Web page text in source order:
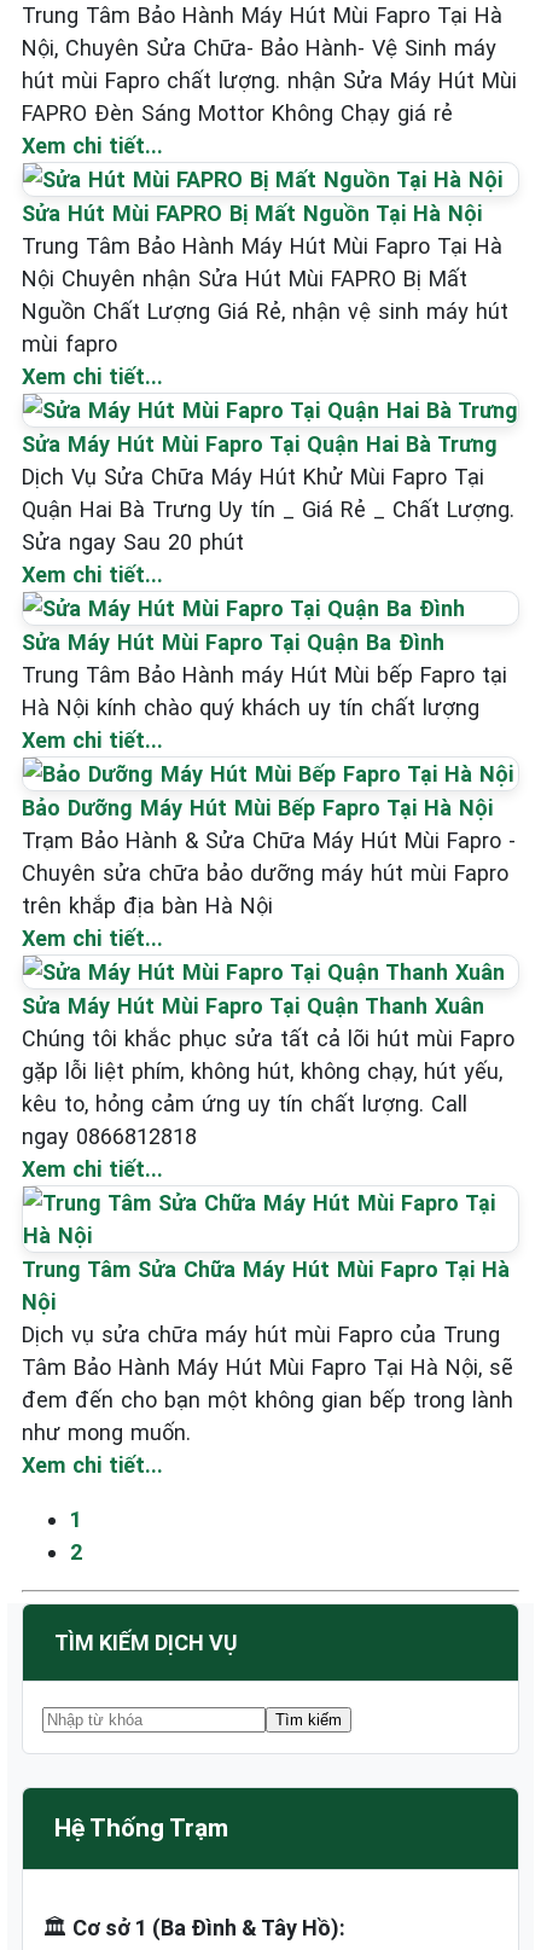
Trung Tâm Bảo Hành Máy Hút Mùi Fapro Tại Hà
Nội, Chuyên Sửa Chữa- Bảo Hành- Vệ Sinh máy
hút mùi Fapro chất lượng. nhận Sửa Máy Hút Mùi
FAPRO Đèn Sáng Mottor Không Chạy giá rẻ
Xem chi tiết...
Sửa Hút Mùi FAPRO Bị Mất Nguồn Tại Hà Nội
Trung Tâm Bảo Hành Máy Hút Mùi Fapro Tại Hà
Nội Chuyên nhận Sửa Hút Mùi FAPRO Bị Mất
Nguồn Chất Lượng Giá Rẻ, nhận vệ sinh máy hút
mùi fapro
Xem chi tiết...
Sửa Máy Hút Mùi Fapro Tại Quận Hai Bà Trưng
Dịch Vụ Sửa Chữa Máy Hút Khử Mùi Fapro Tại
Quận Hai Bà Trưng Uy tín _ Giá Rẻ _ Chất Lượng.
Sửa ngay Sau 20 phút
Xem chi tiết...
Sửa Máy Hút Mùi Fapro Tại Quận Ba Đình
Trung Tâm Bảo Hành máy Hút Mùi bếp Fapro tại
Hà Nội kính chào quý khách uy tín chất lượng
Xem chi tiết...
Bảo Dưỡng Máy Hút Mùi Bếp Fapro Tại Hà Nội
Trạm Bảo Hành & Sửa Chữa Máy Hút Mùi Fapro -
Chuyên sửa chữa bảo dưỡng máy hút mùi Fapro
trên khắp địa bàn Hà Nội
Xem chi tiết...
Sửa Máy Hút Mùi Fapro Tại Quận Thanh Xuân
Chúng tôi khắc phục sửa tất cả lõi hút mùi Fapro
gặp lỗi liệt phím, không hút, không chạy, hút yếu,
kêu to, hỏng cảm ứng uy tín chất lượng. Call
ngay 0866812818
Xem chi tiết...
Trung Tâm Sửa Chữa Máy Hút Mùi Fapro Tại Hà
Nội
Dịch vụ sửa chữa máy hút mùi Fapro của Trung
Tâm Bảo Hành Máy Hút Mùi Fapro Tại Hà Nội, sẽ
đem đến cho bạn một không gian bếp trong lành
như mong muốn.
Xem chi tiết...
1
2
TÌM KIẾM DỊCH VỤ
Hệ Thống Trạm
🏛️ Cơ sở 1 (Ba Đình & Tây Hồ):